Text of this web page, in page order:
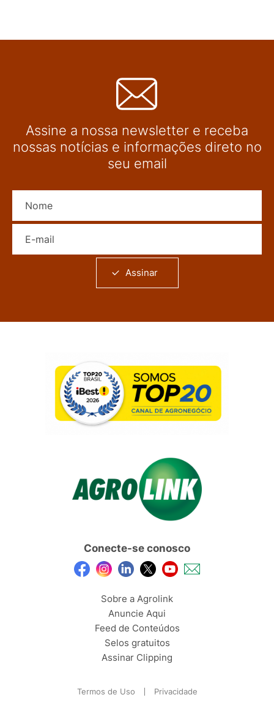
Assine a nossa newsletter e receba
nossas notícias e informações direto no
seu email
Assinar
Conecte-se conosco
Sobre a Agrolink
Anuncie Aqui
Feed de Conteúdos
Selos gratuitos
Assinar Clipping
Termos de Uso Privacidade